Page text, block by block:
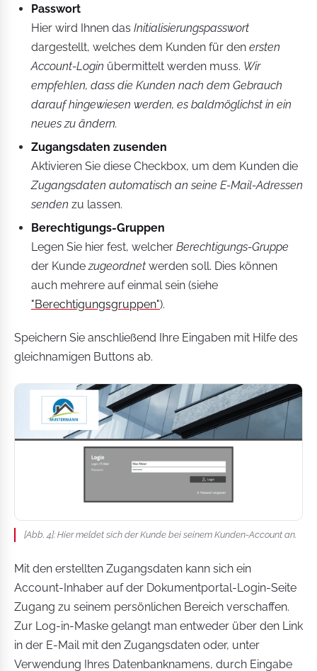
Passwort
Hier wird Ihnen das Initialisierungspasswort
dargestellt, welches dem Kunden für den ersten
Account-Login übermittelt werden muss. Wir
empfehlen, dass die Kunden nach dem Gebrauch
darauf hingewiesen werden, es baldmöglichst in ein
neues zu ändern.
Zugangsdaten zusenden
Aktivieren Sie diese Checkbox, um dem Kunden die
Zugangsdaten automatisch an seine E-Mail-Adressen
senden zu lassen.
Berechtigungs-Gruppen
Legen Sie hier fest, welcher Berechtigungs-Gruppe
der Kundezugeordnet werden soll. Dies können
auch mehrere auf einmal sein (siehe
"Berechtigungsgruppen").
Speichern Sie anschließend Ihre Eingaben mit Hilfe des
gleichnamigen Buttons ab.
[Abb. 4]: Hier meldet sich der Kunde bei seinem Kunden-Account an.
Mit den erstellten Zugangsdaten kann sich ein
Account-Inhaber auf der Dokumentportal-Login-Seite
Zugang zu seinem persönlichen Bereich verschaffen.
Zur Log-in-Maske gelangt man entweder über den Link
in der E-Mail mit den Zugangsdaten oder, unter
Verwendung Ihres Datenbanknamens, durch Eingabe